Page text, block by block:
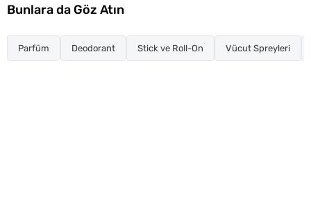
Bunlara da Göz Atın
Parfüm Deodorant Stick ve Roll-On Vücut Spreyleri